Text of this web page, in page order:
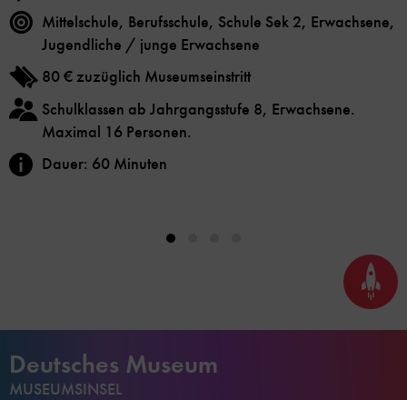
Mittelschule, Berufsschule, Schule Sek 2, Erwachsene,
Jugendliche / junge Erwachsene
80 € zuzüglich Museumseinstritt
Schulklassen ab Jahrgangsstufe 8, Erwachsene.
Maximal 16 Personen.
Dauer: 60 Minuten
Seite
nach
oben
Deutsches Museum
MUSEUMSINSEL